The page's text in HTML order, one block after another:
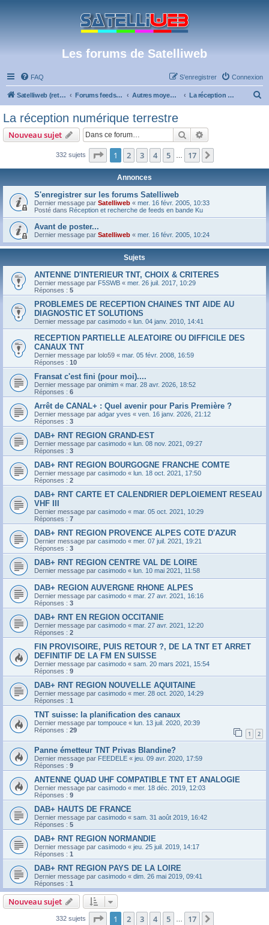
Les forums de Satelliweb
FAQ Connexion
S’enregistrer
Satelliweb (retour vers le site) Forums feeds et réception TV numérique Autres moyens de réception et actualités La réception numérique terrestre
La réception numérique terrestre
Nouveau sujet Rechercher
332 sujets Page 1sur17
1 2 3 4 5 17
Annonces
S'enregistrer sur les forums Satelliweb
Dernier message par Satelliweb « mer. 16 févr. 2005, 10:33
Posté dans Réception et recherche de feeds en bande Ku
Avant de poster...
Dernier message par Satelliweb « mer. 16 févr. 2005, 10:24
Sujets
ANTENNE D'INTERIEUR TNT, CHOIX & CRITERES
Dernier message par F5SWB « mer. 26 juil. 2017, 10:29
Réponses : 5
PROBLEMES DE RECEPTION CHAINES TNT AIDE AU
DIAGNOSTIC ET SOLUTIONS
Dernier message par casimodo « lun. 04 janv. 2010, 14:41
RECEPTION PARTIELLE ALEATOIRE OU DIFFICILE DES
CANAUX TNT
Dernier message par lolo59 « mar. 05 févr. 2008, 16:59
Réponses : 10
Fransat c'est fini (pour moi)....
Dernier message par onimim « mar. 28 avr. 2026, 18:52
Réponses : 6
Arrêt de CANAL+ : Quel avenir pour Paris Première ?
Dernier message par adgar yves « ven. 16 janv. 2026, 21:12
Réponses : 3
DAB+ RNT REGION GRAND-EST
Dernier message par casimodo « lun. 08 nov. 2021, 09:27
Réponses : 3
DAB+ RNT REGION BOURGOGNE FRANCHE COMTE
Dernier message par casimodo « lun. 18 oct. 2021, 17:50
Réponses : 2
DAB+ RNT CARTE ET CALENDRIER DEPLOIEMENT RESEAU
VHF III
Dernier message par casimodo « mar. 05 oct. 2021, 10:29
Réponses : 7
DAB+ RNT REGION PROVENCE ALPES COTE D'AZUR
Dernier message par casimodo « mer. 07 juil. 2021, 19:21
Réponses : 3
DAB+ RNT REGION CENTRE VAL DE LOIRE
Dernier message par casimodo « lun. 10 mai 2021, 11:58
DAB+ REGION AUVERGNE RHONE ALPES
Dernier message par casimodo « mar. 27 avr. 2021, 16:16
Réponses : 3
DAB+ RNT EN REGION OCCITANIE
Dernier message par casimodo « mar. 27 avr. 2021, 12:20
Réponses : 2
FIN PROVISOIRE, PUIS RETOUR ?, DE LA TNT ET ARRET
DEFINITIF DE LA FM EN SUISSE
Dernier message par casimodo « sam. 20 mars 2021, 15:54
Réponses : 9
DAB+ RNT REGION NOUVELLE AQUITAINE
Dernier message par casimodo « mer. 28 oct. 2020, 14:29
Réponses : 1
TNT suisse: la planification des canaux
Dernier message par tompouce « lun. 13 juil. 2020, 20:39
Réponses : 29 1 2
Panne émetteur TNT Privas Blandine?
Dernier message par FEEDELE « jeu. 09 avr. 2020, 17:59
Réponses : 9
ANTENNE QUAD UHF COMPATIBLE TNT ET ANALOGIE
Dernier message par casimodo « mer. 18 déc. 2019, 12:03
Réponses : 9
DAB+ HAUTS DE FRANCE
Dernier message par casimodo « sam. 31 août 2019, 16:42
Réponses : 5
DAB+ RNT REGION NORMANDIE
Dernier message par casimodo « jeu. 25 juil. 2019, 14:17
Réponses : 1
DAB+ RNT REGION PAYS DE LA LOIRE
Dernier message par casimodo « dim. 26 mai 2019, 09:41
Réponses : 1
Nouveau sujet
332 sujets Page 1sur17
1 2 3 4 5 17